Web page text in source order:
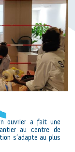
ouvrier a fait une
au centre de
s’adapte au plus